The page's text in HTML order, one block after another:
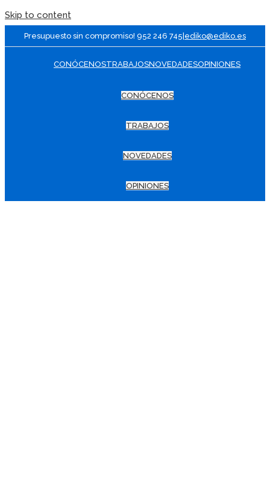
Skip to content
Presupuesto sin compromiso! 952 246 745 ediko@ediko.es
CONÓCENOSTRABAJOSNOVEDADESOPINIONES
CONÓCENOS
TRABAJOS
NOVEDADES
OPINIONES